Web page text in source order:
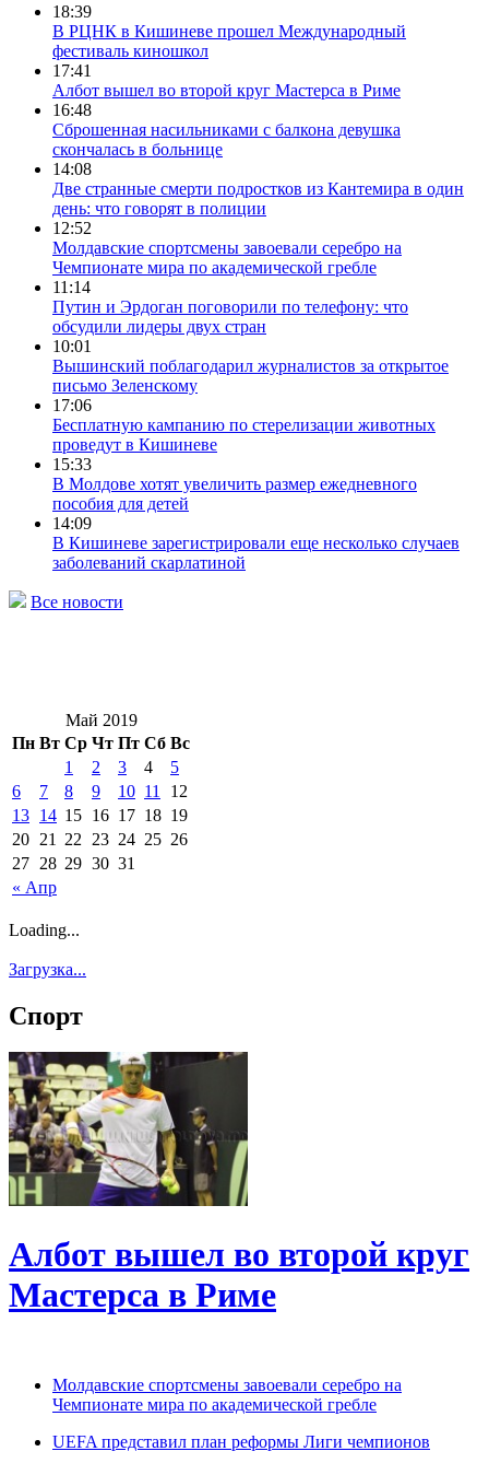
18:39
В РЦНК в Кишиневе прошел Международный
фестиваль киношкол
17:41
Албот вышел во второй круг Мастерса в Риме
16:48
Сброшенная насильниками с балкона девушка
скончалась в больнице
14:08
Две странные смерти подростков из Кантемира в один
день: что говорят в полиции
12:52
Молдавские спортсмены завоевали серебро на
Чемпионате мира по академической гребле
11:14
Путин и Эрдоган поговорили по телефону: что
обсудили лидеры двух стран
10:01
Вышинский поблагодарил журналистов за открытое
письмо Зеленскому
17:06
Бесплатную кампанию по стерелизации животных
проведут в Кишиневе
15:33
В Молдове хотят увеличить размер ежедневного
пособия для детей
14:09
В Кишиневе зарегистрировали еще несколько случаев
заболеваний скарлатиной
Все новости
Май 2019
Пн Вт Ср Чт Пт Сб Вс
« Апр
1 2 3 4
5
6
7 8 9 10 11
12
13 14 15 16 17 18 19
20 21 22 23 24 25 26
27 28 29 30 31
Loading...
Загрузка...
Спорт
Албот вышел во второй круг
Мастерса в Риме
Молдавские спортсмены завоевали серебро на
Чемпионате мира по академической гребле
UEFA представил план реформы Лиги чемпионов